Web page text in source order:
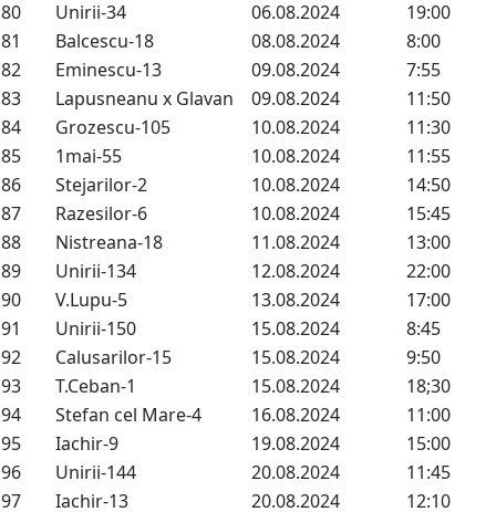
80 Unirii-34 06.08.2024
19:00
81
Balcescu-18 08.08.2024
8:00
82
Eminescu-13 09.08.2024
7:55
83
Lapusneanu x Glavan 09.08.2024
11:50
84
Grozescu-105 10.08.2024
11:30
85
1mai-55 10.08.2024
11:55
86
Stejarilor-2 10.08.2024
14:50
87
Razesilor-6 10.08.2024
15:45
88
Nistreana-18 11.08.2024
13:00
89
Unirii-134 12.08.2024
22:00
90
V.Lupu-5 13.08.2024
17:00
91
Unirii-150 15.08.2024
8:45
92
Calusarilor-15 15.08.2024
9:50
93
T.Ceban-1 15.08.2024
18;30
94
Stefan cel Mare-4 16.08.2024
11:00
95
Iachir-9 19.08.2024
15:00
96
Unirii-144 20.08.2024
11:45
97
Iachir-13 20.08.2024
12:10